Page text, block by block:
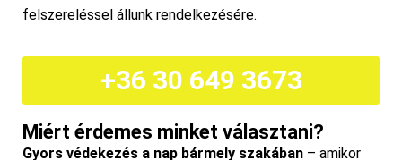
felszereléssel állunk rendelkezésére.
+36 30 649 3673
Miért érdemes minket választani?
Gyors védekezés a nap bármely szakában – amikor